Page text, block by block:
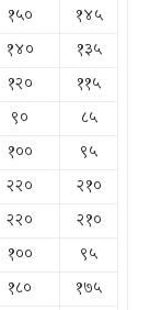
१५०
१४५
१४०
१३५
१२०
११५
९०
८५
१००
९५
२२०
२१०
२२०
२१०
१००
९५
१८०
१७५